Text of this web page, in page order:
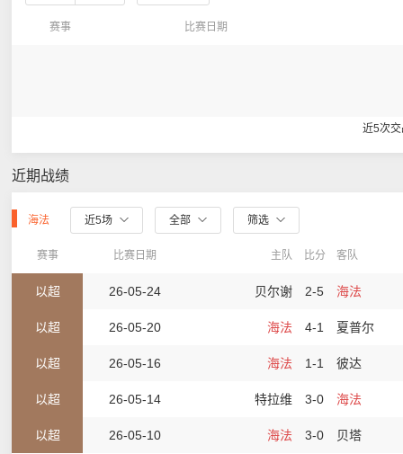
赛事 比赛日期
近5次
近期战绩
海法 近5场 全部 筛选
赛事 比赛日期 主队 比分 客队
以超 26-05-24 贝尔谢 2-5 海法
以超 26-05-20 海法 4-1 夏普尔
以超 26-05-16 海法 1-1 彼达
以超 26-05-14 特拉维 3-0 海法
以超 26-05-10 海法 3-0 贝塔